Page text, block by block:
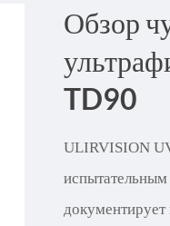
Обзор
TD90
ULIRVISION